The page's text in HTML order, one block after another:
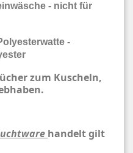
- nicht für
-
zum Kuscheln,
handelt gilt